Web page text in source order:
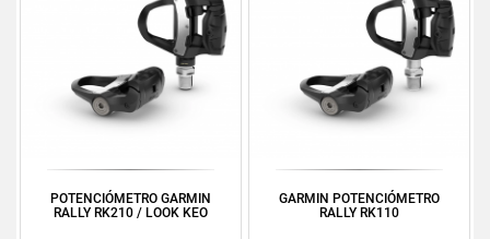
POTENCIÓMETRO GARMIN
RALLY RK210 / LOOK KEO
GARMIN POTENCIÓMETRO
RALLY RK110